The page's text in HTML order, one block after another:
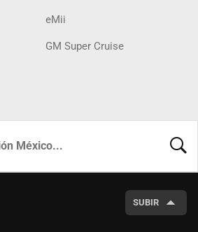
eMii
GM Super Cruise
SUBIR